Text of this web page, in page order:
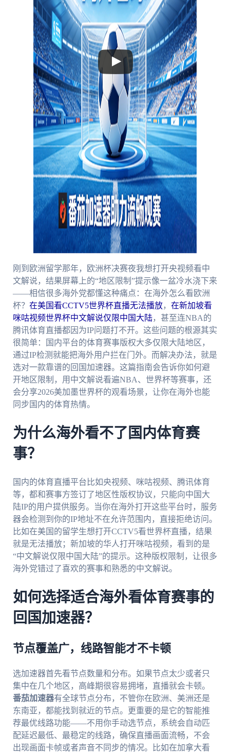
刚到欧洲留学那年，欧洲杯决赛夜我想打开央视频看中
文解说，结果屏幕上的“地区限制”提示像一盆冷水浇下来
——相信很多海外党都懂这种痛点：在海外怎么看欧洲
杯？ 在美国看CCTV5世界杯直播无法播放， 在新加坡看
咪咕视频世界杯中文解说仅限中国大陆，甚至连NBA的
腾讯体育直播都因为IP问题打不开。这些问题的根源其实
很简单：国内平台的体育赛事版权大多仅限大陆地区，
通过IP检测就能把海外用户拦在门外。而解决办法，就是
选对一款靠谱的回国加速器。这篇指南会告诉你如何避
开地区限制，用中文解说看遍NBA、世界杯等赛事，还
会分享2026美加墨世界杯的观看场景，让你在海外也能
同步国内的体育热情。
为什么海外看不了国内体育赛
事？
国内的体育直播平台比如央视频、咪咕视频、腾讯体育
等，都和赛事方签订了地区性版权协议，只能向中国大
陆IP的用户提供服务。当你在海外打开这些平台时，服务
器会检测到你的IP地址不在允许范围内，直接拒绝访问。
比如在美国的留学生想打开CCTV5看世界杯直播，结果
就是无法播放；新加坡的华人打开咪咕视频，看到的是
“中文解说仅限中国大陆”的提示。这种版权限制，让很多
海外党错过了喜欢的赛事和熟悉的中文解说。
如何选择适合海外看体育赛事的
回国加速器？
节点覆盖广，线路智能才不卡顿
选加速器首先看节点数量和分布。如果节点太少或者只
集中在几个地区，高峰期很容易拥堵，直播就会卡顿。
番茄加速器有全球节点分布，不管你在欧洲、美洲还是
东南亚，都能找到就近的节点。更重要的是它的智能推
荐最优线路功能——不用你手动选节点，系统会自动匹
配延迟最低、最稳定的线路，确保直播画面流畅，不会
出现画面卡帧或者声音不同步的情况。比如在加拿大看